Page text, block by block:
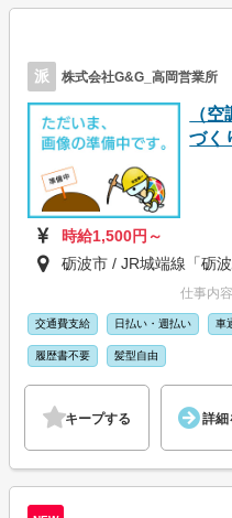
派 株式会社G&G_高岡営業所
（
づく
時給1,500円～
砺波市 / JR城端線「砺
仕事内
交通費支給 日払い・週払い 車
履歴書不要 髪型自由
キープする 詳細